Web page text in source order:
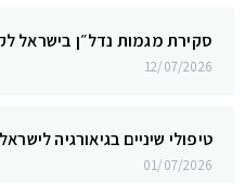
סקירת מגמות נדל״ן בישראל לקיץ
12/07/2026
טיפולי שיניים בגיאורגיה
01/07/2026